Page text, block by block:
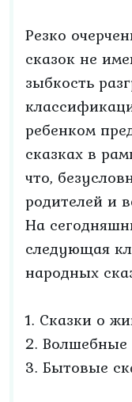
Резко
сказок не
зыбкость
ребенком
сказках в
что,
родителей и
На
следующая
народных
1. Сказки о
2. Волшебные
3. Бытовые